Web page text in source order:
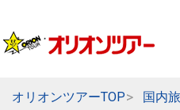
オリオンツアーTOP 国内